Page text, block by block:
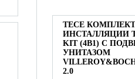
TECE КОМПЛЕКТ
ИНСТАЛЛЯЦИИ
KIT (4В1) С
УНИТАЗОМ
2.0